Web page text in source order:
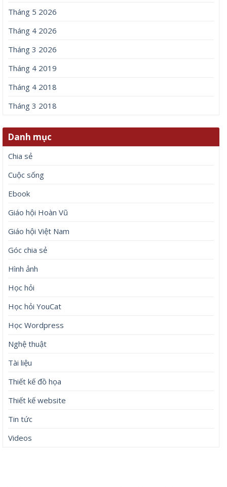
Tháng 5 2026
Tháng 4 2026
Tháng 3 2026
Tháng 4 2019
Tháng 4 2018
Tháng 3 2018
Danh mục
Chia sẻ
Cuộc sống
Ebook
Giáo hội Hoàn Vũ
Giáo hội Việt Nam
Góc chia sẻ
Hình ảnh
Học hỏi
Học hỏi YouCat
Học Wordpress
Nghệ thuật
Tài liệu
Thiết kế đồ họa
Thiết kế website
Tin tức
Videos